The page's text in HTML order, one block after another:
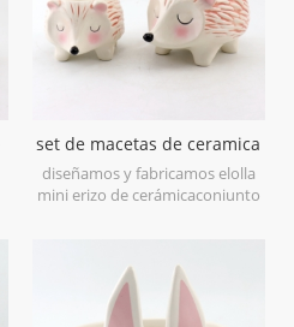
set de macetas de ceramica
mini erizo
diseñamos y fabricamos elolla
mini erizo de cerámicaconjunto